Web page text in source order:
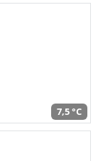
7,5 °C